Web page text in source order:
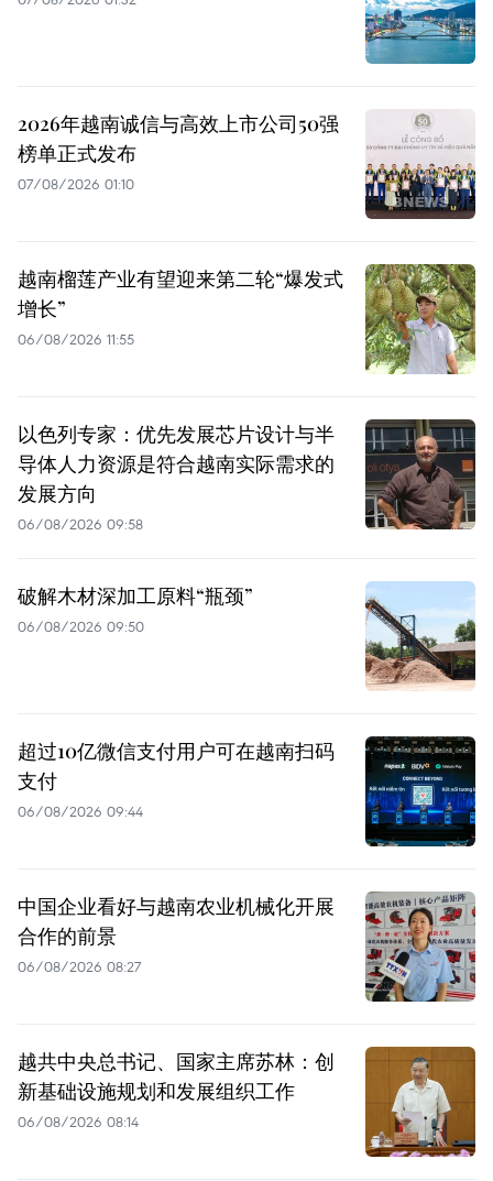
2026年越南诚信与高效上市公司50强
榜单正式发布
07/08/2026 01:10
越南榴莲产业有望迎来第二轮“爆发式
增长”
06/08/2026 11:55
以色列专家：优先发展芯片设计与半
导体人力资源是符合越南实际需求的
发展方向
06/08/2026 09:58
破解木材深加工原料“瓶颈”
06/08/2026 09:50
超过10亿微信支付用户可在越南扫码
支付
06/08/2026 09:44
中国企业看好与越南农业机械化开展
合作的前景
06/08/2026 08:27
越共中央总书记、国家主席苏林：创
新基础设施规划和发展组织工作
06/08/2026 08:14